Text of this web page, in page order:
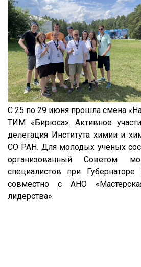
С 25 по 29 июня прошла смена
ТИМ «Бирюса». Активное
делегация Института химии и
СО РАН. Для молодых учёных
организованный Советом
специалистов при Губернаторе
совместно с АНО «Мастерская
лидерства».